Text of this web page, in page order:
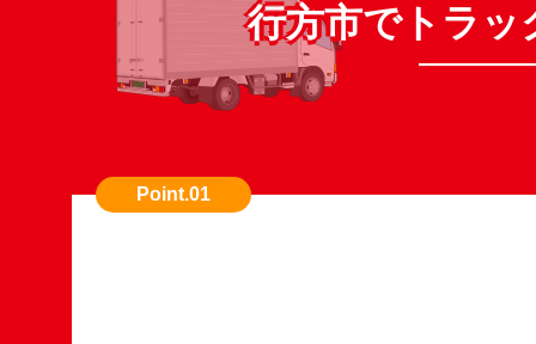
行方市でトラッ